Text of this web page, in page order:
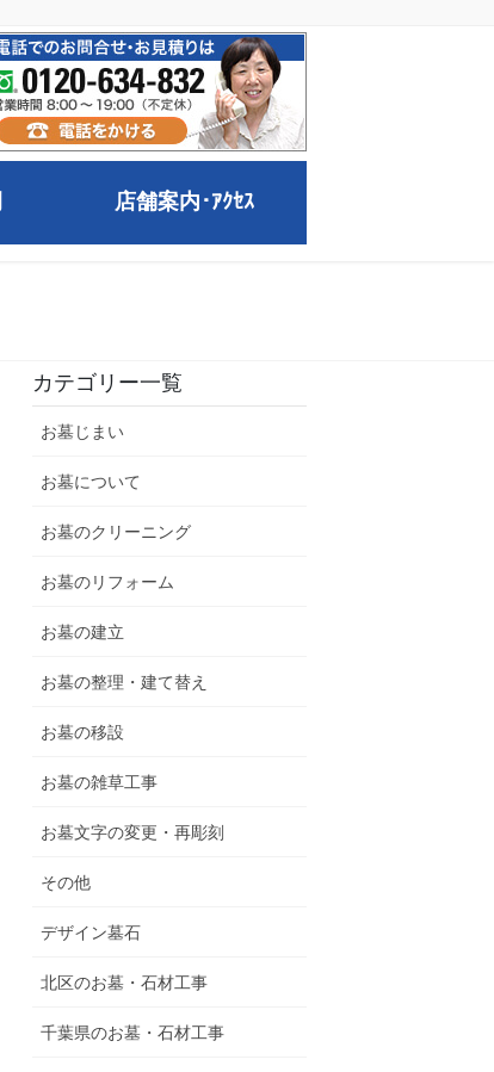
店舗案内･ｱｸｾｽ
カテゴリー一覧
お墓じまい
お墓について
お墓のクリーニング
お墓のリフォーム
お墓の建立
お墓の整理・建て替え
お墓の移設
お墓の雑草工事
お墓文字の変更・再彫刻
その他
デザイン墓石
北区のお墓・石材工事
千葉県のお墓・石材工事